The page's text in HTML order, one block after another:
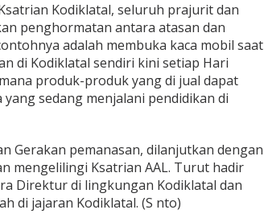
Kodiklatal, seluruh prajurit dan
penghormatan antara atasan dan
adalah membuka kaca mobil saat
di Kodiklatal sendiri kini setiap Hari
produk-produk yang di jual dapat
sedang menjalani pendidikan di
Gerakan pemanasan, dilanjutkan dengan
mengelilingi Ksatrian AAL. Turut hadir
Direktur di lingkungan Kodiklatal dan
di jajaran Kodiklatal. (S nto)